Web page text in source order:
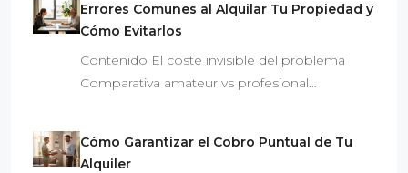
Errores Comunes al Alquilar Tu Propiedad y
Cómo Evitarlos
Contenido El coste invisible del problema
Comparativa amateur vs profesional…
Cómo Garantizar el Cobro Puntual de Tu
Alquiler